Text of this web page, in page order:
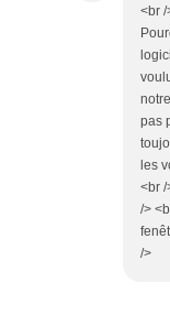
<br /
pas
les
<br /
/>
/>